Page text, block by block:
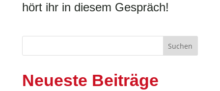
hört ihr in diesem Gespräch!
Suchen
Neueste Beiträge